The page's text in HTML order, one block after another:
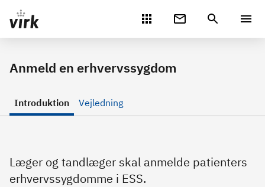
Gå direkte til indhold
Anmeld en erhvervssygdom
Introduktion Vejledning
Læger og tandlæger skal anmelde patienters
erhvervssygdomme i ESS.